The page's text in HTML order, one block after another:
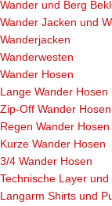
Wander und Berg
Wander Jacken und
Wanderjacken
Wanderwesten
Wander Hosen
Lange Wander Hosen
Zip-Off Wander Hosen
Regen Wander Hosen
Kurze Wander Hosen
3/4 Wander Hosen
Technische Layer und
Langarm Shirts und